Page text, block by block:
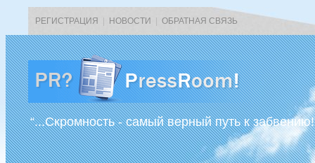
РЕГИСТРАЦИЯ НОВОСТИ ОБРАТНАЯ СВЯЗЬ
“...Скромность - самый верный путь к